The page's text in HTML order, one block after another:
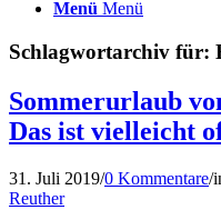
Menü Menü
Schlagwortarchiv für:
Sommerurlaub
Das ist vielleicht
31. Juli 2019/0 Kommentare/
Reuther